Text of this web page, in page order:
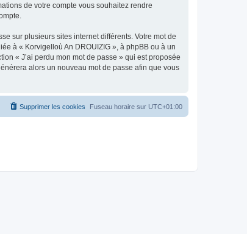
de votre compte vous souhaitez rendre
sur plusieurs sites internet différents. Votre mot de
à « Korvigelloù An DROUIZIG », à phpBB ou à un
« J’ai perdu mon mot de passe » qui est proposée
alors un nouveau mot de passe afin que vous
Fuseau horaire sur UTC+01:00
Supprimer les cookies